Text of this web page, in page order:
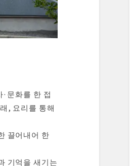
문화를 한 접
, 요리를 통해
끌어내어 한
기억을 새기는